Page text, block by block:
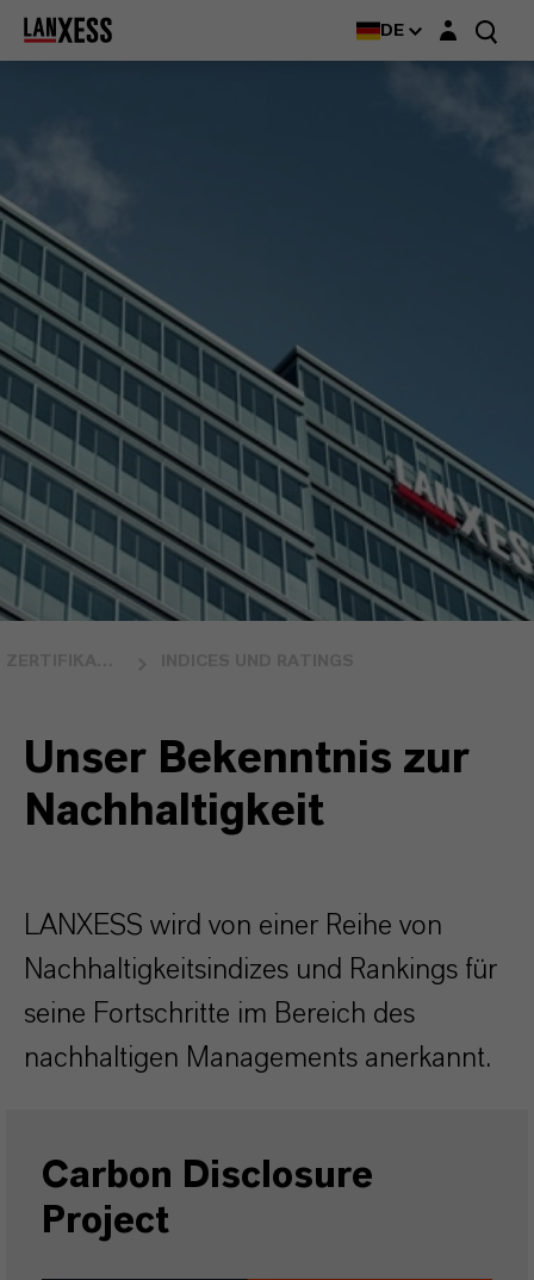
DE Login-Maske
Unser Bekenntnis zur
Nachhaltigkeit
LANXESS wird von einer Reihe von
Nachhaltigkeitsindizes und Rankings für
seine Fortschritte im Bereich des
nachhaltigen Managements anerkannt.
Carbon Disclosure
Project